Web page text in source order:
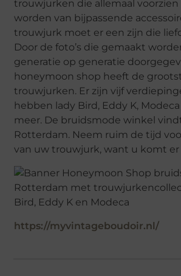
trouwjurken die allemaal
worden van bijpassende
trouwjurk moet er een zijn die
Door de foto’s die gemaakt
generatie op generatie
honeymoon shop heeft de
trouwjurken. Er zijn vijf
hebben lady Bird, Eddy K,
meer. De bruidsmode winkel
Rotterdam. Neem ruim de tijd
van uw trouwjurk, want u komt
https://myvintageboudoir.nl/